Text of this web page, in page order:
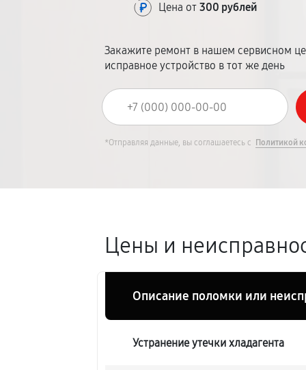
Цена от300 рублей
Закажите ремонт в нашем сервисном
исправное устройство в тот же день
*Отправляя данные, вы соглашаетесь с Политикой
Цены и
Описание поломки или
Устранение утечки хладагента